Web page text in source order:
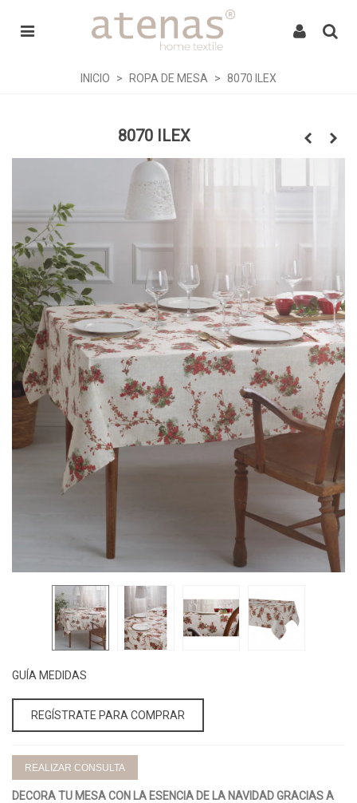
INICIO > ROPA DE MESA > 8070 ILEX
8070 ILEX
GUÍA MEDIDAS
REGÍSTRATE PARA COMPRAR
REALIZAR CONSULTA
DECORA TU MESA CON LA ESENCIA DE LA NAVIDAD GRACIAS A